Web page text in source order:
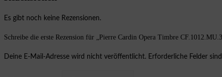
Es gibt noch keine Rezensionen.
Schreibe die erste Rezension für „Pierre Cardin Opera Timbre
Deine E-Mail-Adresse wird nicht veröffentlicht. Erforderliche Felder